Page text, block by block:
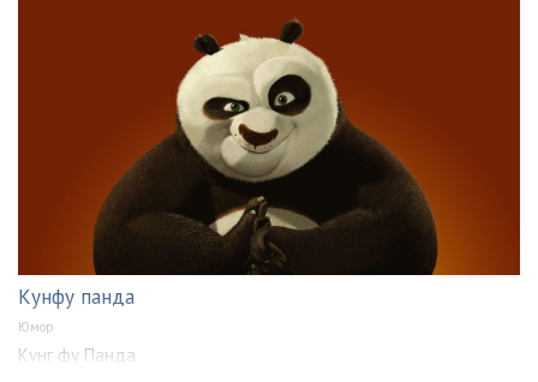
Кунфу панда
Юмор
Кунг фу Панда